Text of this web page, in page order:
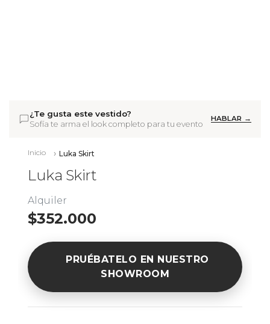
¿Te gusta este vestido?
Sofía te arma el look completo para tu evento
HABLAR →
Inicio Luka Skirt
Luka Skirt
Alquiler
$352.000
PRUÉBATELO EN NUESTRO
SHOWROOM